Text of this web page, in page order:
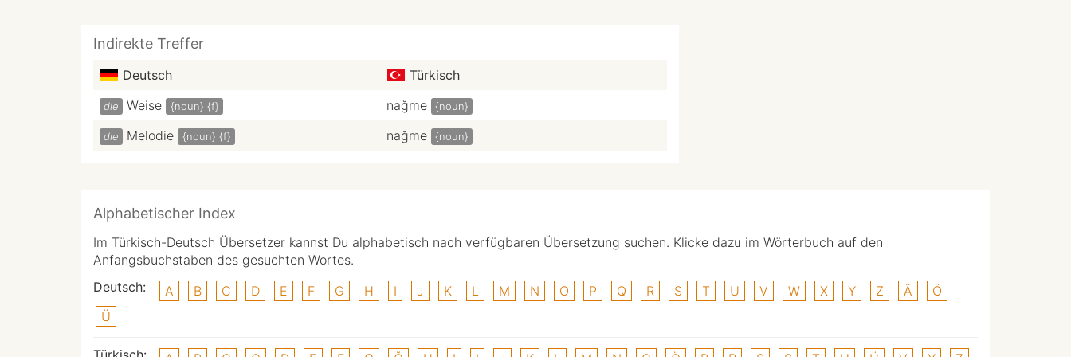
Indirekte Treffer
Deutsch Türkisch
die Weise {noun} {f} nağme {noun}
die Melodie {noun} {f} nağme {noun}
Alphabetischer Index
Im Türkisch-Deutsch Übersetzer kannst Du alphabetisch nach verfügbaren Übersetzung suchen. Klicke dazu im Wörterbuch auf den
Anfangsbuchstaben des gesuchten Wortes.
Deutsch:
A B C D E F G H I J K L M N O P Q R S T U V W X Y Z Ä
Ö
Ü